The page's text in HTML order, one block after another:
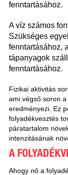
fenntartásához.
A víz számos
Szükséges
fenntartásához,
tápanyagok
fenntartásához.
Fizikai aktivitás
ami végső soron
eredményezi. Ez
folyadékvesztés
páratartalom
intenzitásának
A
Ahogy nő a